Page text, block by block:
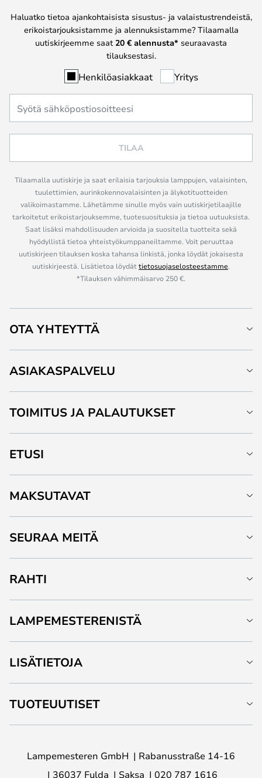
Haluatko tietoa ajankohtaisista sisustus- ja valaistustrendeistä,
erikoistarjouksistamme ja alennuksistamme? Tilaamalla
uutiskirjeemme saat 20 € alennusta* seuraavasta
tilauksestasi.
Henkilöasiakkaat Yritys
TILAA
Tilaamalla uutiskirje ja saat erilaisia tarjouksia lamppujen, valaisinten,
tuulettimien, aurinkokennovalaisinten ja älykotituotteiden
valikoimastamme. Lähetämme sinulle myös vain uutiskirjetilaajille
tarkoitetut erikoistarjouksemme, tuotesuosituksia ja tietoa uutuuksista.
Saat lisäksi mahdollisuuden arvioida ja suositella tuotteita sekä
hyödyllistä tietoa yhteistyökumppaneiltamme. Voit peruuttaa
uutiskirjeen tilauksen koska tahansa linkistä, jonka löydät jokaisesta
uutiskirjeestä. Lisätietoa löydättietosuojaselosteestamme.
*Tilauksen vähimmäisarvo 250 €.
OTA YHTEYTTÄ
ASIAKASPALVELU
TOIMITUS JA PALAUTUKSET
ETUSI
MAKSUTAVAT
SEURAA MEITÄ
RAHTI
LAMPEMESTERENISTÄ
LISÄTIETOJA
TUOTEUUTISET
Lampemesteren GmbH
Rabanusstraße 14-16
36037 Fulda
Saksa 020 787 1616